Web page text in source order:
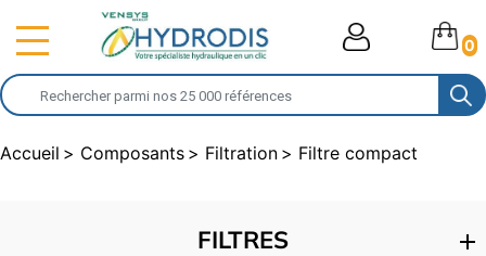
0
Accueil Composants Filtration Filtre compact
FILTRES